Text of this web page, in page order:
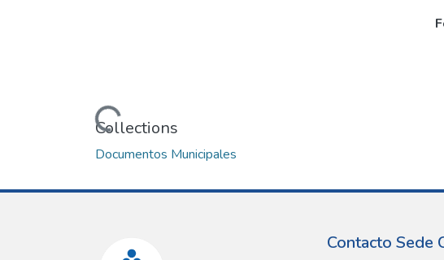
Loading...
Collections
Documentos Municipales
Contacto Sede